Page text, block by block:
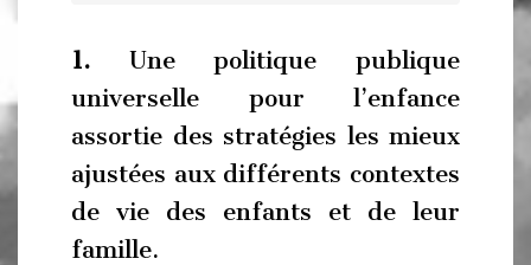
1. Une politique publique
universelle pour l’enfance
assortie des stratégies les mieux
ajustées aux différents contextes
de vie des enfants et de leur
famille.